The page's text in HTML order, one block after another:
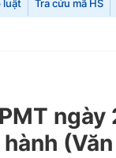
luật Tra cứu mã HS